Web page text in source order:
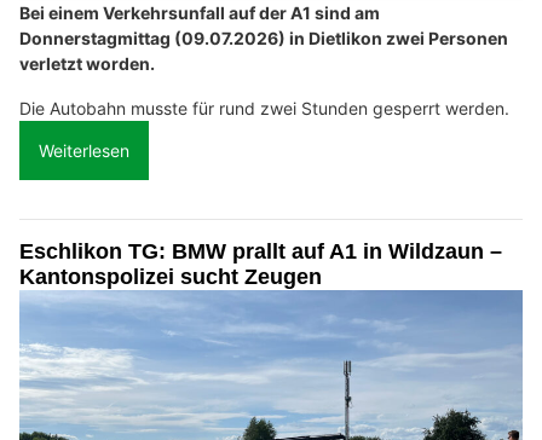
Bei einem Verkehrsunfall auf der A1 sind am
Donnerstagmittag (09.07.2026) in Dietlikon zwei Personen
verletzt worden.
Die Autobahn musste für rund zwei Stunden gesperrt werden.
Weiterlesen
Eschlikon TG: BMW prallt auf A1 in Wildzaun –
Kantonspolizei sucht Zeugen